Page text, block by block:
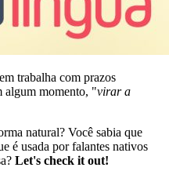
trabalha com prazos
algum momento, "virar a
natural? Você sabia que
é usada por falantes nativos
Let's check it out!